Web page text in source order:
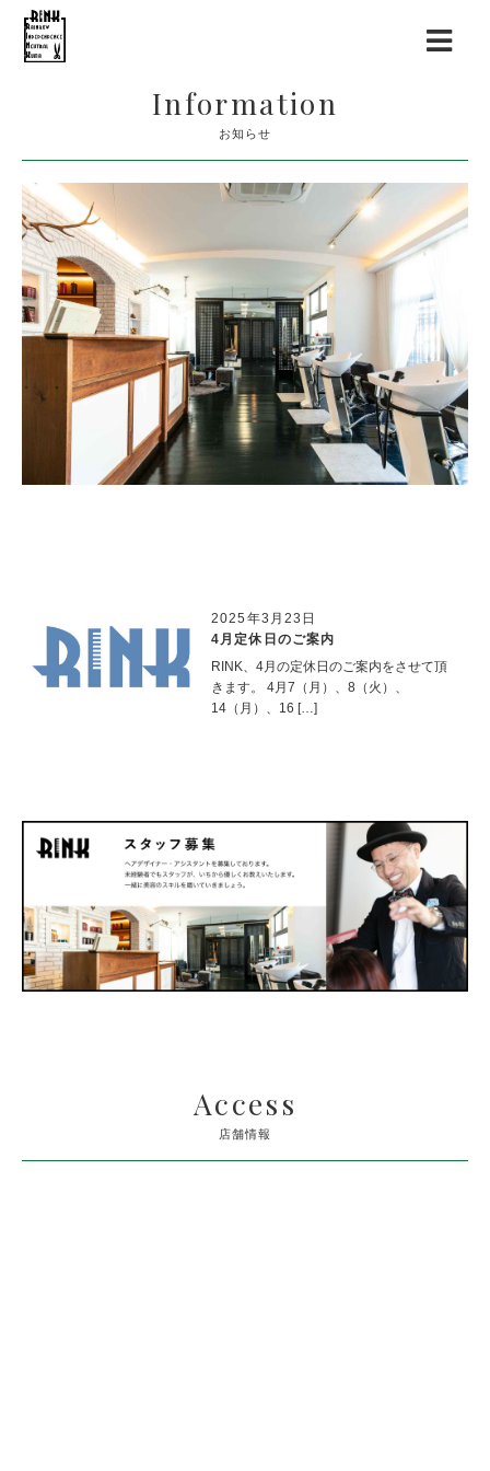
Information
お知らせ
2025年3月23日
4月定休日のご案内
RINK、4月の定休日のご案内をさせて頂
きます。 4月7（月）、8（火）、
14（月）、16 […]
Access
店舗情報